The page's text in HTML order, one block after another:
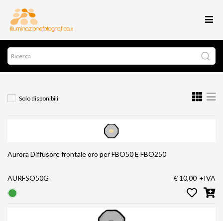
Solo disponibili
Aurora Diffusore frontale oro per FBO50 E FBO250
AURFSO50G € 10,00 +IVA